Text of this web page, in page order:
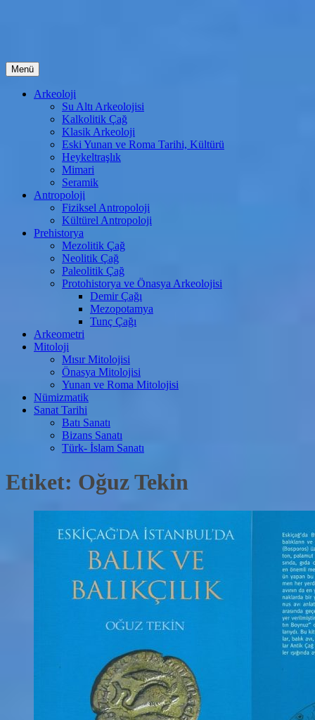
Menü İçeriğe
atla
Arkeoloji
Su Altı Arkeolojisi
Kalkolitik Çağ
Klasik Arkeoloji
Eski Yunan ve Roma Tarihi, Kültürü
Heykeltraşlık
Mimari
Seramik
Antropoloji
Fiziksel Antropoloji
Kültürel Antropoloji
Prehistorya
Mezolitik Çağ
Neolitik Çağ
Paleolitik Çağ
Protohistorya ve Önasya Arkeolojisi
Demir Çağı
Mezopotamya
Tunç Çağı
Arkeometri
Mitoloji
Mısır Mitolojisi
Önasya Mitolojisi
Yunan ve Roma Mitolojisi
Nümizmatik
Sanat Tarihi
Batı Sanatı
Bizans Sanatı
Türk- İslam Sanatı
Etiket: Oğuz Tekin